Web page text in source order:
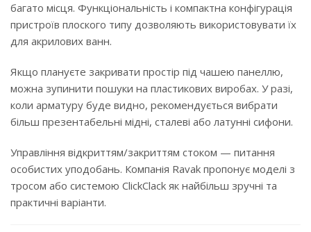
багато місця. Функціональність і компактна конфігурація
пристроїв плоского типу дозволяють використовувати їх
для акрилових ванн.
Якщо плануєте закривати простір під чашею панеллю,
можна зупинити пошуки на пластикових виробах. У разі,
коли арматуру буде видно, рекомендується вибрати
більш презентабельні мідні, сталеві або латунні сифони.
Управління відкриттям/закриттям стоком — питання
особистих уподобань. Компанія Ravak пропонує моделі з
тросом або системою ClickClack як найбільш зручні та
практичні варіанти.